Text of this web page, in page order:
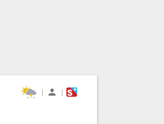
| |